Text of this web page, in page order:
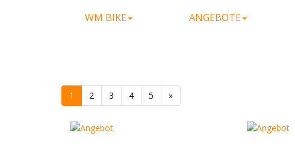
WM BIKE ANGEBOTE
1 2 3 4 5 »